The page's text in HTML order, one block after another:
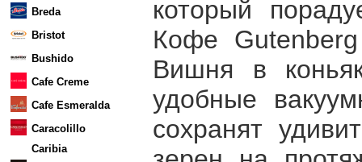
Breda
Bristot
Bushido
Cafe Creme
Cafe Esmeralda
Caracolillo
Caribia
который
Кофе
Вишня в
удобные
сохранят